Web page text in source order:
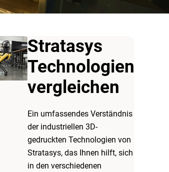
Stratasys
Technologien
vergleichen
Ein umfassendes Verständnis
der industriellen 3D-
gedruckten Technologien von
Stratasys, das Ihnen hilft, sich
in den verschiedenen